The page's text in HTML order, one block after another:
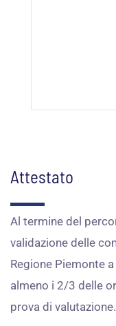
Attestato
Al termine del
validazione delle
Regione Piemonte
almeno i 2/3 delle
prova di valutazione.